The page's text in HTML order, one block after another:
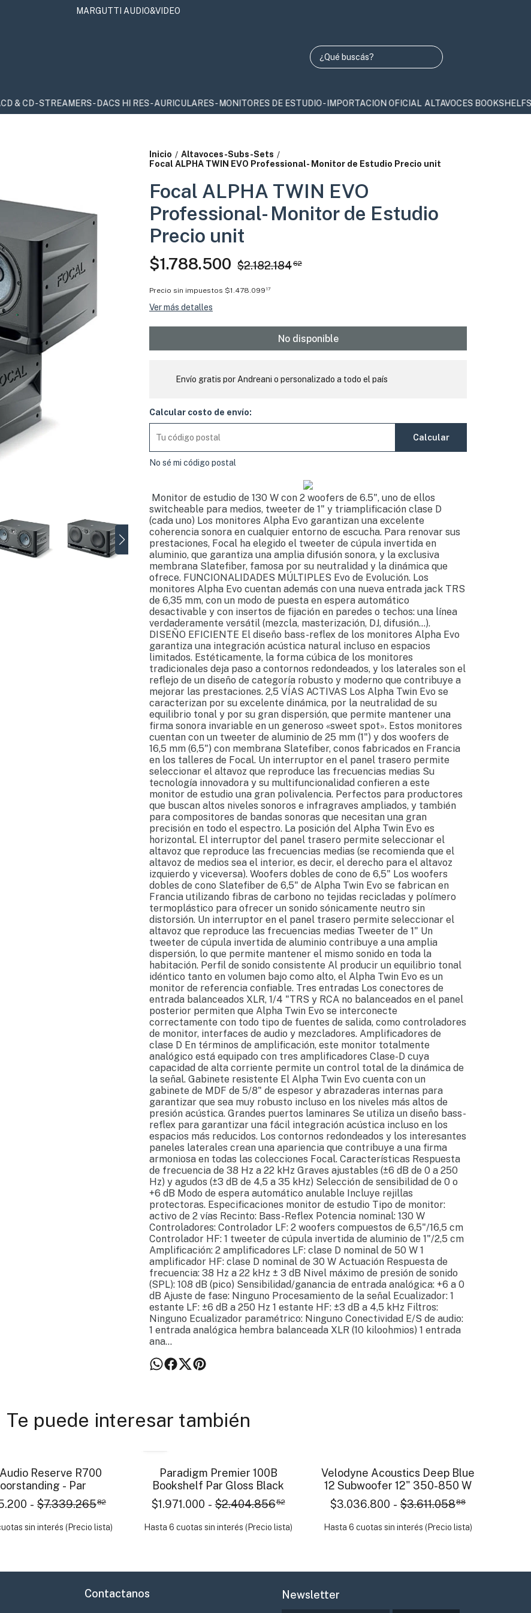
MARGUTTI AUDIO&VIDEO
- STREAMERS - DACS HI RES - AURICULARES - MONITORES DE ESTUDIO - IMPORTACION OFICIAL ALTAVOCES BOOKSHELFS Y
Inicio / Altavoces-Subs-Sets /
Focal ALPHA TWIN EVO Professional- Monitor de Estudio Precio unit
Focal ALPHA TWIN EVO
Professional- Monitor de Estudio
Precio unit
$1.788.500 $2.182.18462
Precio sin impuestos $1.478.099 17
Ver más detalles
No disponible
Envío gratis por Andreani o personalizado a todo el país
Calcular costo de envío:
Calcular
No sé mi código postal
Monitor de estudio de 130 W con 2 woofers de 6.5", uno de ellos
switcheable para medios, tweeter de 1" y triamplificación clase D
(cada uno) Los monitores Alpha Evo garantizan una excelente
coherencia sonora en cualquier entorno de escucha. Para renovar sus
prestaciones, Focal ha elegido el tweeter de cúpula invertida en
aluminio, que garantiza una amplia difusión sonora, y la exclusiva
membrana Slatefiber, famosa por su neutralidad y la dinámica que
ofrece. FUNCIONALIDADES MÚLTIPLES Evo de Evolución. Los
monitores Alpha Evo cuentan además con una nueva entrada jack TRS
de 6,35 mm, con un modo de puesta en espera automático
desactivable y con insertos de fijación en paredes o techos: una línea
verdaderamente versátil (mezcla, masterización, DJ, difusión...).
DISEÑO EFICIENTE El diseño bass-reflex de los monitores Alpha Evo
garantiza una integración acústica natural incluso en espacios
limitados. Estéticamente, la forma cúbica de los monitores
tradicionales deja paso a contornos redondeados, y los laterales son el
reflejo de un diseño de categoría robusto y moderno que contribuye a
mejorar las prestaciones. 2,5 VÍAS ACTIVAS Los Alpha Twin Evo se
caracterizan por su excelente dinámica, por la neutralidad de su
equilibrio tonal y por su gran dispersión, que permite mantener una
firma sonora invariable en un generoso «sweet spot». Estos monitores
cuentan con un tweeter de aluminio de 25 mm (1") y dos woofers de
16,5 mm (6,5") con membrana Slatefiber, conos fabricados en Francia
en los talleres de Focal. Un interruptor en el panel trasero permite
seleccionar el altavoz que reproduce las frecuencias medias Su
tecnología innovadora y su multifuncionalidad confieren a este
monitor de estudio una gran polivalencia. Perfectos para productores
que buscan altos niveles sonoros e infragraves ampliados, y también
para compositores de bandas sonoras que necesitan una gran
precisión en todo el espectro. La posición del Alpha Twin Evo es
horizontal. El interruptor del panel trasero permite seleccionar el
altavoz que reproduce las frecuencias medias (se recomienda que el
altavoz de medios sea el interior, es decir, el derecho para el altavoz
izquierdo y viceversa). Woofers dobles de cono de 6,5" Los woofers
dobles de cono Slatefiber de 6,5" de Alpha Twin Evo se fabrican en
Francia utilizando fibras de carbono no tejidas recicladas y polímero
termoplástico para ofrecer un sonido sónicamente neutro sin
distorsión. Un interruptor en el panel trasero permite seleccionar el
altavoz que reproduce las frecuencias medias Tweeter de 1" Un
tweeter de cúpula invertida de aluminio contribuye a una amplia
dispersión, lo que permite mantener el mismo sonido en toda la
habitación. Perfil de sonido consistente Al producir un equilibrio tonal
idéntico tanto en volumen bajo como alto, el Alpha Twin Evo es un
monitor de referencia confiable. Tres entradas Los conectores de
entrada balanceados XLR, 1/4 "TRS y RCA no balanceados en el panel
posterior permiten que Alpha Twin Evo se interconecte
correctamente con todo tipo de fuentes de salida, como controladores
de monitor, interfaces de audio y mezcladores. Amplificadores de
clase D En términos de amplificación, este monitor totalmente
analógico está equipado con tres amplificadores Clase-D cuya
capacidad de alta corriente permite un control total de la dinámica de
la señal. Gabinete resistente El Alpha Twin Evo cuenta con un
gabinete de MDF de 5/8" de espesor y abrazaderas internas para
garantizar que sea muy robusto incluso en los niveles más altos de
presión acústica. Grandes puertos laminares Se utiliza un diseño bass-
reflex para garantizar una fácil integración acústica incluso en los
espacios más reducidos. Los contornos redondeados y los interesantes
paneles laterales crean una apariencia que contribuye a una firma
armoniosa en todas las colecciones Focal. Características Respuesta
de frecuencia de 38 Hz a 22 kHz Graves ajustables (±6 dB de 0 a 250
Hz) y agudos (±3 dB de 4,5 a 35 kHz) Selección de sensibilidad de 0 o
+6 dB Modo de espera automático anulable Incluye rejillas
protectoras. Especificaciones monitor de estudio Tipo de monitor:
activo de 2 vías Recinto: Bass-Reflex Potencia nominal: 130 W
Controladores: Controlador LF: 2 woofers compuestos de 6,5"/16,5 cm
Controlador HF: 1 tweeter de cúpula invertida de aluminio de 1"/2,5 cm
Amplificación: 2 amplificadores LF: clase D nominal de 50 W 1
amplificador HF: clase D nominal de 30 W Actuación Respuesta de
frecuencia: 38 Hz a 22 kHz ± 3 dB Nivel máximo de presión de sonido
(SPL): 108 dB (pico) Sensibilidad/ganancia de entrada analógica: +6 a 0
dB Ajuste de fase: Ninguno Procesamiento de la señal Ecualizador: 1
estante LF: ±6 dB a 250 Hz 1 estante HF: ±3 dB a 4,5 kHz Filtros:
Ninguno Ecualizador paramétrico: Ninguno Conectividad E/S de audio:
1 entrada analógica hembra balanceada XLR (10 kiloohmios) 1 entrada
ana...
Te puede interesar también
- 18 %
Reserve R700
- Par
- $7.339.26582
sin interés (Precio lista)
Paradigm Premier 100B
Bookshelf Par Gloss Black
$1.971.000 - $2.404.85652
Hasta 6 cuotas sin interés (Precio lista)
SIN STOCK - 15 %
Velodyne Acoustics Deep Blue
12 Subwoofer 12" 350-850 W
$3.036.800 - $3.611.05888
Hasta 6 cuotas sin interés (Precio lista)
Contactanos Newsletter